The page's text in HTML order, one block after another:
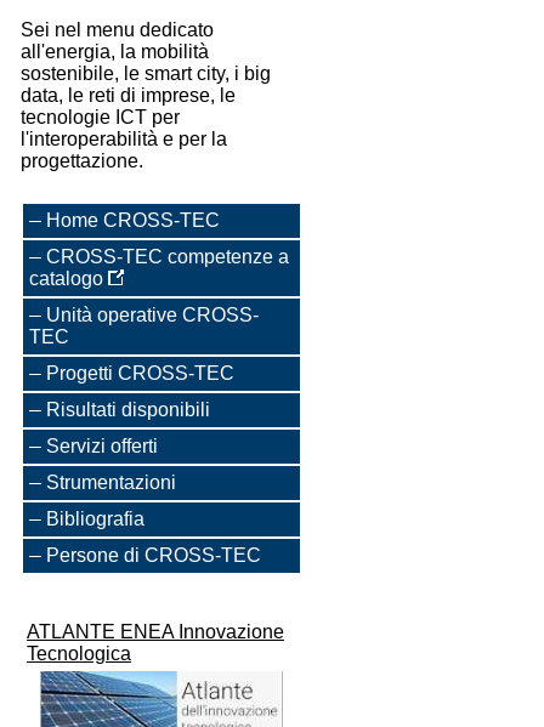
Sei nel menu dedicato
all'energia, la mobilità
sostenibile, le smart city, i big
data, le reti di imprese, le
tecnologie ICT per
l'interoperabilità e per la
progettazione.
Home CROSS-TEC
CROSS-TEC competenze a
catalogo
Unità operative CROSS-
TEC
Progetti CROSS-TEC
Risultati disponibili
Servizi offerti
Strumentazioni
Bibliografia
Persone di CROSS-TEC
ATLANTE ENEA Innovazione
Tecnologica